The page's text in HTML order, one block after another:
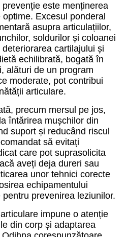
este menținerea
Excesul ponderal
asupra articulațiilor,
soldurilor și coloanei
cartilajului și
echilibrată, bogată în
alături de un program
moderate, pot contribui
articulare.
precum mersul pe jos,
întărirea mușchilor din
suport și reducând riscul
să evitați
care pot suprasolicita
aveți deja dureri sau
unor tehnici corecte
echipamentului
prevenirea leziunilor.
impune o atenție
din corp și adaptarea